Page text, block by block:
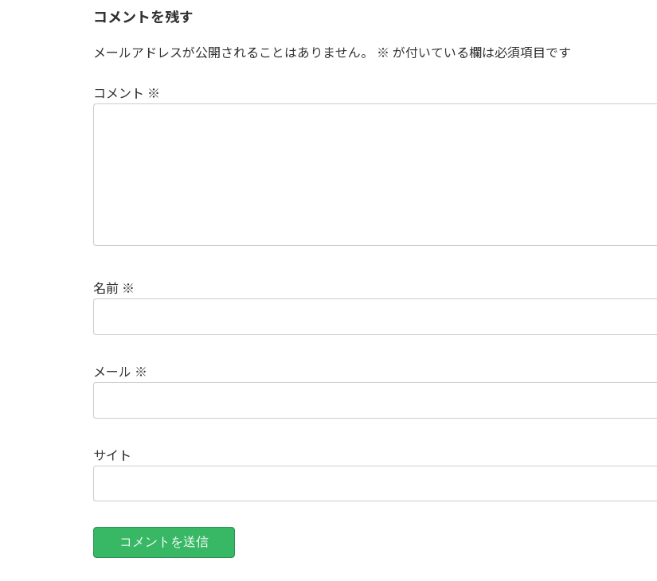
コメントを残す
メールアドレスが公開されることはありません。 ※ が付いている欄は必須項目です
コメント ※
名前 ※
メール ※
サイト